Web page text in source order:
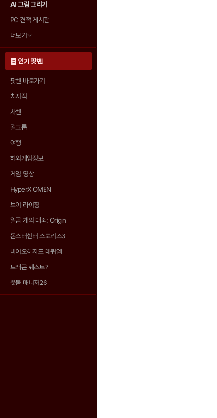
AI 그림 그리기
PC 견적 게시판
더보기
인기 팟벤
팟벤 바로가기
치지직
차벤
걸그룹
여행
해외게임정보
게임 영상
HyperX OMEN
브이 라이징
일곱 개의 대죄: Origin
몬스터헌터 스토리즈3
바이오하자드 레퀴엠
드래곤 퀘스트7
풋볼 매니저26